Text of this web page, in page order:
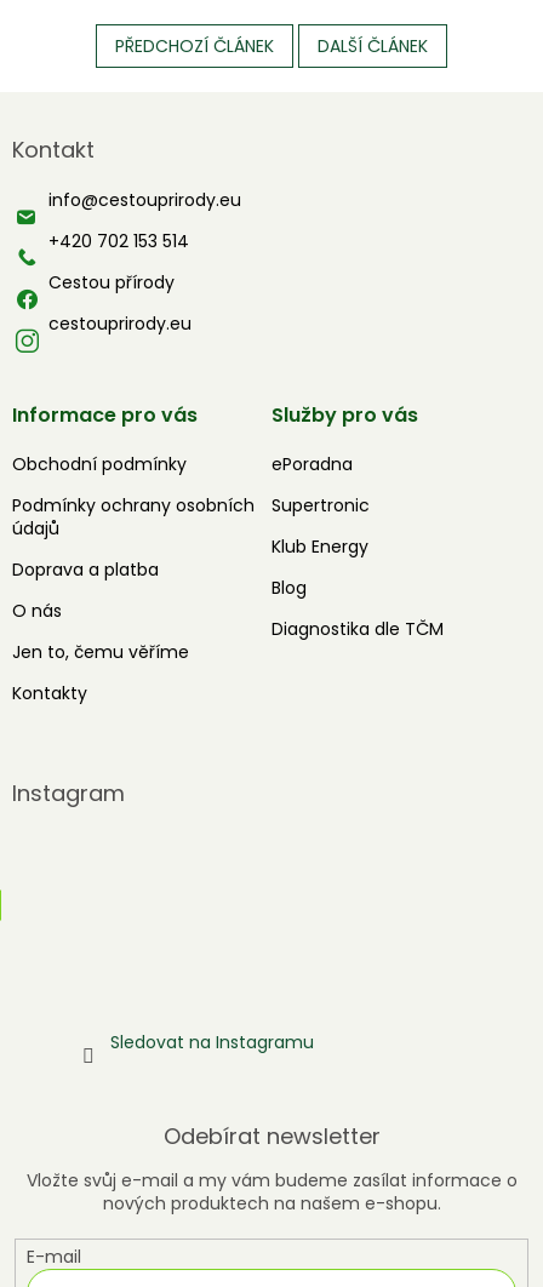
PŘEDCHOZÍ ČLÁNEK DALŠÍ ČLÁNEK
p
t
Kontakt
info@cestouprirody.eu
+420 702 153 514
Cestou přírody
cestouprirody.eu
Informace pro vás
Obchodní podmínky
Podmínky ochrany osobních
údajů
Doprava a platba
O nás
Jen to, čemu věříme
Kontakty
Služby pro vás
ePoradna
Supertronic
Klub Energy
Blog
Diagnostika dle TČM
Instagram
Sledovat na Instagramu
Odebírat newsletter
Vložte svůj e-mail a my vám budeme zasílat informace o
nových produktech na našem e-shopu.
E-mail